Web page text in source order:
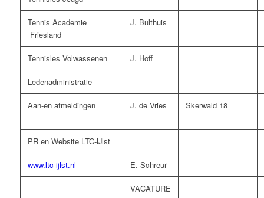
Tennis Academie
Friesland
J. Bulthuis
Tennisles Volwassenen J. Hoff
Ledenadministratie
Aan-en afmeldingen J. de Vries Skerwald 18
PR en Website LTC-IJlst
www.ltc-ijlst.nl E. Schreur
VACATURE